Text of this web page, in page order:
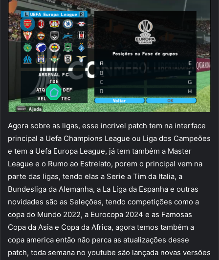
Agora sobre as ligas, esse incrivel patch tem na interface
principal a Uefa Champions League ou Liga dos Campeões
e tem a Uefa Europa League, já tem também a Master
League e o Rumo ao Estrelato, porem o principal vem na
parte das ligas, tendo elas a Serie a Tim da Italia, a
Bundesliga da Alemanha, a La Liga da Espanha e outras
novidades são as Seleções, tendo competições como a
copa do Mundo 2022, a Eurocopa 2024 e as Famosas
Copa da Asia e Copa da Africa, agora temos também a
copa america então não perca as atualizações desse
patch, toda semana no youtube são lançada novas versões